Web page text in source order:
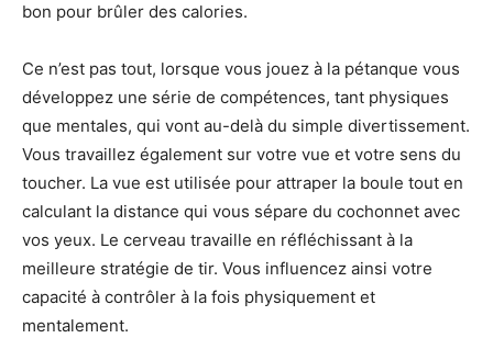
bon pour brûler des calories.
Ce n’est pas tout, lorsque vous jouez à la pétanque vous
développez une série de compétences, tant physiques
que mentales, qui vont au-delà du simple divertissement.
Vous travaillez également sur votre vue et votre sens du
toucher. La vue est utilisée pour attraper la boule tout en
calculant la distance qui vous sépare du cochonnet avec
vos yeux. Le cerveau travaille en réfléchissant à la
meilleure stratégie de tir. Vous influencez ainsi votre
capacité à contrôler à la fois physiquement et
mentalement.